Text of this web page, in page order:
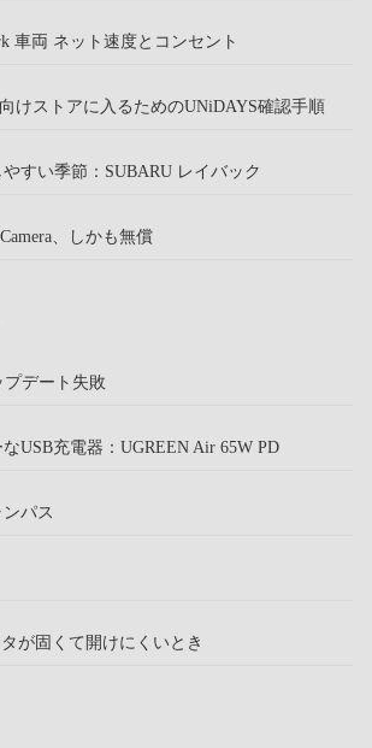
車両 ネット速度とコンセント
けストアに入るためのUNiDAYS確認手順
すい季節：SUBARU レイバック
、しかも無償
プデート失敗
USB充電器：UGREEN Air 65W PD
パス
が固くて開けにくいとき